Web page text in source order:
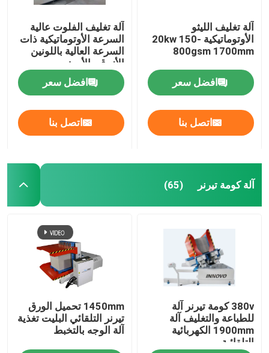
آلة تغليف الليثو
الأوتوماتيكية 20kw 150-
800gsm 1700mm
افضل سعر
اتصل بنا
آلة تغليف الفلوت عالية
السرعة الأوتوماتيكية ذات
السرعة العالية باللونين
الأزرق والأبيض
2200x2000mm
افضل سعر
اتصل بنا
آلة كومة تيرنر (65)
380v كومة تيرنر آلة
للطباعة والتغليف آلة
1900mm الكهربائية
التلقائية
1450mm تحميل الورق
تيرنر التلقائي البليت تغذية
آلة الوجه بالتخبط